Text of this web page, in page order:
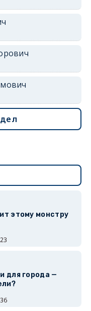
этому монстру
для города —